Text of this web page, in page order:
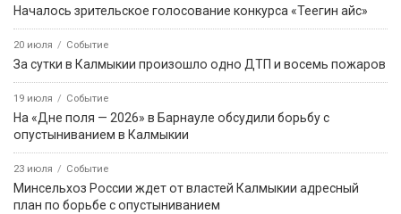
Началось зрительское голосование конкурса «Теегин айс»
20 июля Событие
За сутки в Калмыкии произошло одно ДТП и восемь пожаров
19 июля Событие
На «Дне поля — 2026» в Барнауле обсудили борьбу с
опустыниванием в Калмыкии
23 июля Событие
Минсельхоз России ждет от властей Калмыкии адресный
план по борьбе с опустыниванием